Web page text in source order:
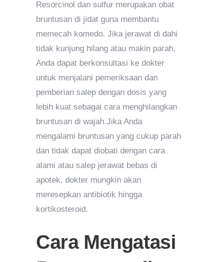
Resorcinol dan sulfur merupakan obat
bruntusan di jidat guna membantu
memecah komedo. Jika jerawat di dahi
tidak kunjung hilang atau makin parah,
Anda dapat berkonsultasi ke dokter
untuk menjalani pemeriksaan dan
pemberian salep dengan dosis yang
lebih kuat sebagai cara menghilangkan
bruntusan di wajah.Jika Anda
mengalami bruntusan yang cukup parah
dan tidak dapat diobati dengan cara
alami atau salep jerawat bebas di
apotek, dokter mungkin akan
meresepkan antibiotik hingga
kortikosteroid.
Cara Mengatasi